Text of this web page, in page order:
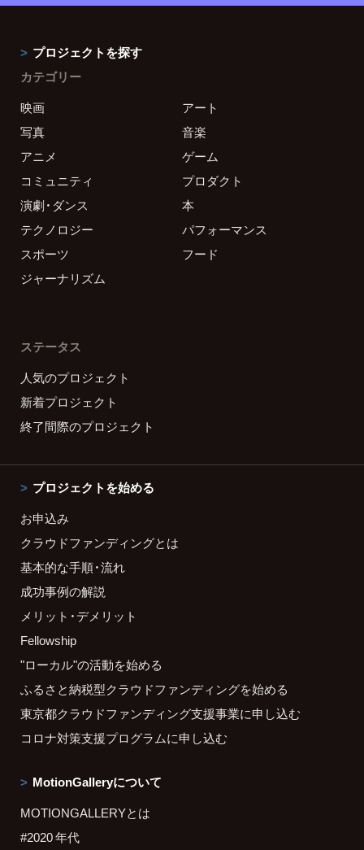
プロジェクトを探す
カテゴリー
映画
アート
写真
音楽
アニメ
ゲーム
コミュニティ
プロダクト
演劇・ダンス
本
テクノロジー
パフォーマンス
スポーツ
フード
ジャーナリズム
ステータス
人気のプロジェクト
新着プロジェクト
終了間際のプロジェクト
プロジェクトを始める
お申込み
クラウドファンディングとは
基本的な手順・流れ
成功事例の解説
メリット・デメリット
Fellowship
"ローカル"の活動を始める
ふるさと納税型クラウドファンディングを始める
東京都クラウドファンディング支援事業に申し込む
コロナ対策支援プログラムに申し込む
MotionGalleryについて
MOTIONGALLERYとは
#2020 年代